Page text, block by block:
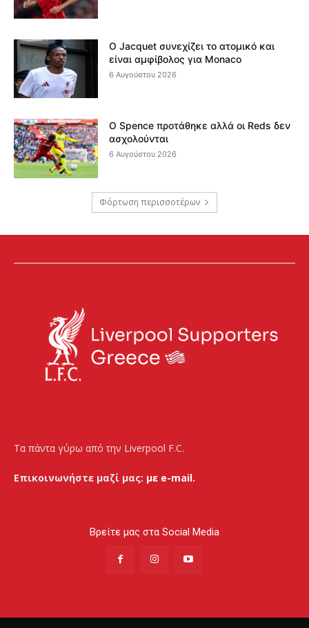
Ο Jacquet συνεχίζει το ατομικό και
είναι αμφίβολος για Monaco
6 Αυγούστου 2026
Ο Spence προτάθηκε αλλά οι Reds δεν
ασχολούνται
6 Αυγούστου 2026
Φόρτωση περισσοτέρων
Τα πάντα γύρω από την Liverpool F.C.
Επικοινωνήστε μαζί μας: με e-mail.
Βρείτε μας στα Social Media